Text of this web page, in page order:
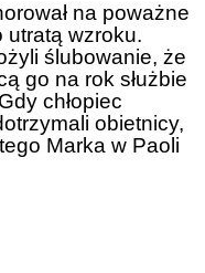
na poważne
utratą wzroku.
ślubowanie, że
go na rok służbie
chłopiec
obietnicy,
Marka w Paoli